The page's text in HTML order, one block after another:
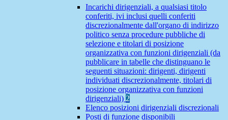
Incarichi dirigenziali, a qualsiasi titolo
conferiti, ivi inclusi quelli conferiti
discrezionalmente dall'organo di indirizzo
politico senza procedure pubbliche di
selezione e titolari di posizione
organizzativa con funzioni dirigenziali (da
pubblicare in tabelle che distinguano le
seguenti situazioni: dirigenti, dirigenti
individuati discrezionalmente, titolari di
posizione organizzativa con funzioni
dirigenziali) 2
Elenco posizioni dirigenziali discrezionali
Posti di funzione disponibili